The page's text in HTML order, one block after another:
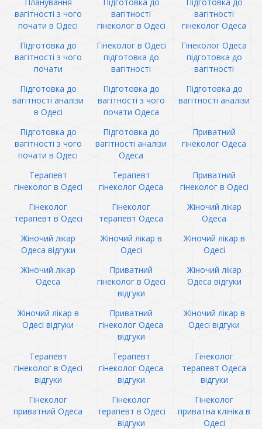
вагітності з чого
почати в Одесі
вагітності
гінеколог в Одесі
вагітності
гінеколог Одеса
Підготовка до
вагітності з чого
почати
Гінеколог в Одесі
підготовка до
вагітності
Гінеколог Одеса
підготовка до
вагітності
Підготовка до
вагітності аналізи
в Одесі
Підготовка до
вагітності з чого
почати Одеса
Підготовка до
вагітності аналізи
Підготовка до
вагітності з чого
почати в Одесі
Підготовка до
вагітності аналізи
Одеса
Приватний
гінеколог Одеса
Терапевт
гінеколог в Одесі
Терапевт
гінеколог Одеса
Приватний
гінеколог в Одесі
Гінеколог
терапевт в Одесі
Гінеколог
терапевт Одеса
Жіночий лікар
Одеса
Жіночий лікар
Одеса відгуки
Жіночий лікар в
Одесі
Жіночий лікар в
Одесі
Жіночий лікар
Одеса
Приватний
гінеколог в Одесі
відгуки
Жіночий лікар
Одеса відгуки
Жіночий лікар в
Одесі відгуки
Приватний
гінеколог Одеса
відгуки
Жіночий лікар в
Одесі відгуки
Терапевт
гінеколог в Одесі
відгуки
Терапевт
гінеколог Одеса
відгуки
Гінеколог
терапевт Одеса
відгуки
Гінеколог
приватний Одеса
Гінеколог
терапевт в Одесі
відгуки
Гінеколог
приватна клініка в
Одесі